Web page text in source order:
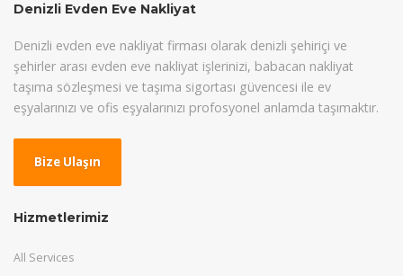
Denizli Evden Eve Nakliyat
Denizli evden eve nakliyat firması olarak denizli şehiriçi ve
şehirler arası evden eve nakliyat işlerinizi, babacan nakliyat
taşıma sözleşmesi ve taşıma sigortası güvencesi ile ev
eşyalarınızı ve ofis eşyalarınızı profosyonel anlamda taşımaktır.
Bize Ulaşın
Hizmetlerimiz
All Services